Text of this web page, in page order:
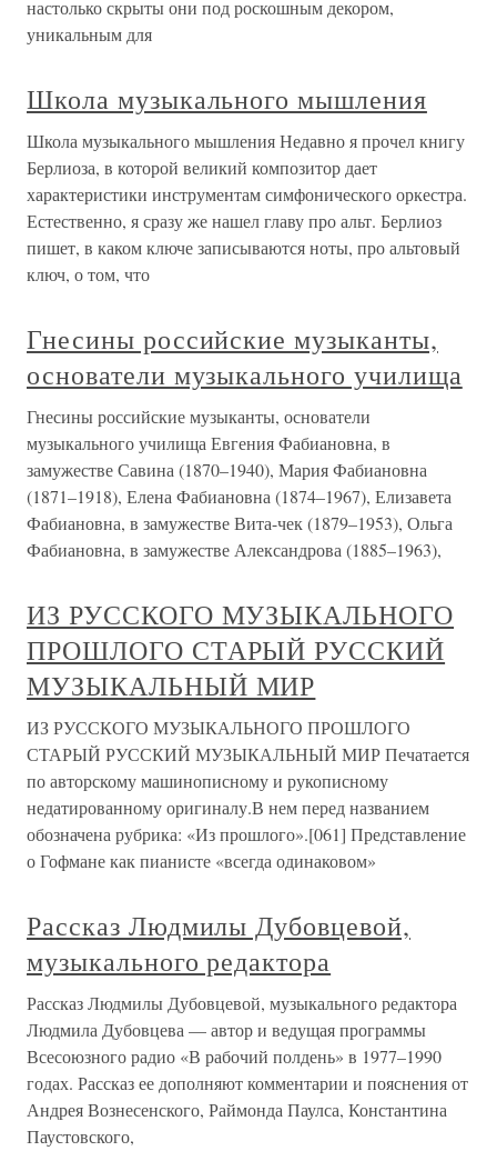
настолько скрыты они под роскошным декором,
уникальным для
Школа музыкального мышления
Школа музыкального мышления Недавно я прочел книгу
Берлиоза, в которой великий композитор дает
характеристики инструментам симфонического оркестра.
Естественно, я сразу же нашел главу про альт. Берлиоз
пишет, в каком ключе записываются ноты, про альтовый
ключ, о том, что
Гнесины российские музыканты,
основатели музыкального училища
Гнесины российские музыканты, основатели
музыкального училища Евгения Фабиановна, в
замужестве Савина (1870–1940), Мария Фабиановна
(1871–1918), Елена Фабиановна (1874–1967), Елизавета
Фабиановна, в замужестве Вита-чек (1879–1953), Ольга
Фабиановна, в замужестве Александрова (1885–1963),
ИЗ РУССКОГО МУЗЫКАЛЬНОГО
ПРОШЛОГО СТАРЫЙ РУССКИЙ
МУЗЫКАЛЬНЫЙ МИР
ИЗ РУССКОГО МУЗЫКАЛЬНОГО ПРОШЛОГО
СТАРЫЙ РУССКИЙ МУЗЫКАЛЬНЫЙ МИР Печатается
по авторскому машинописному и рукописному
недатированному оригиналу.В нем перед названием
обозначена рубрика: «Из прошлого».[061] Представление
о Гофмане как пианисте «всегда одинаковом»
Рассказ Людмилы Дубовцевой,
музыкального редактора
Рассказ Людмилы Дубовцевой, музыкального редактора
Людмила Дубовцева — автор и ведущая программы
Всесоюзного радио «В рабочий полдень» в 1977–1990
годах. Рассказ ее дополняют комментарии и пояснения от
Андрея Вознесенского, Раймонда Паулса, Константина
Паустовского,